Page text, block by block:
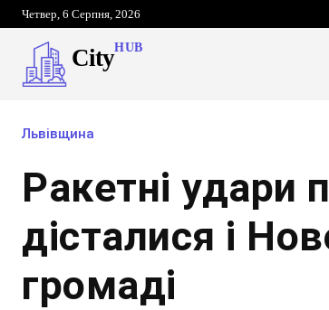
Четвер, 6 Серпня, 2026
CityHUB
Львівщина
Ракетні удари
дісталися і
громаді